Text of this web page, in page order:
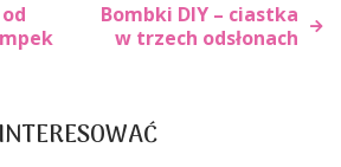
Bombki DIY – ciastka
w trzech odsłonach